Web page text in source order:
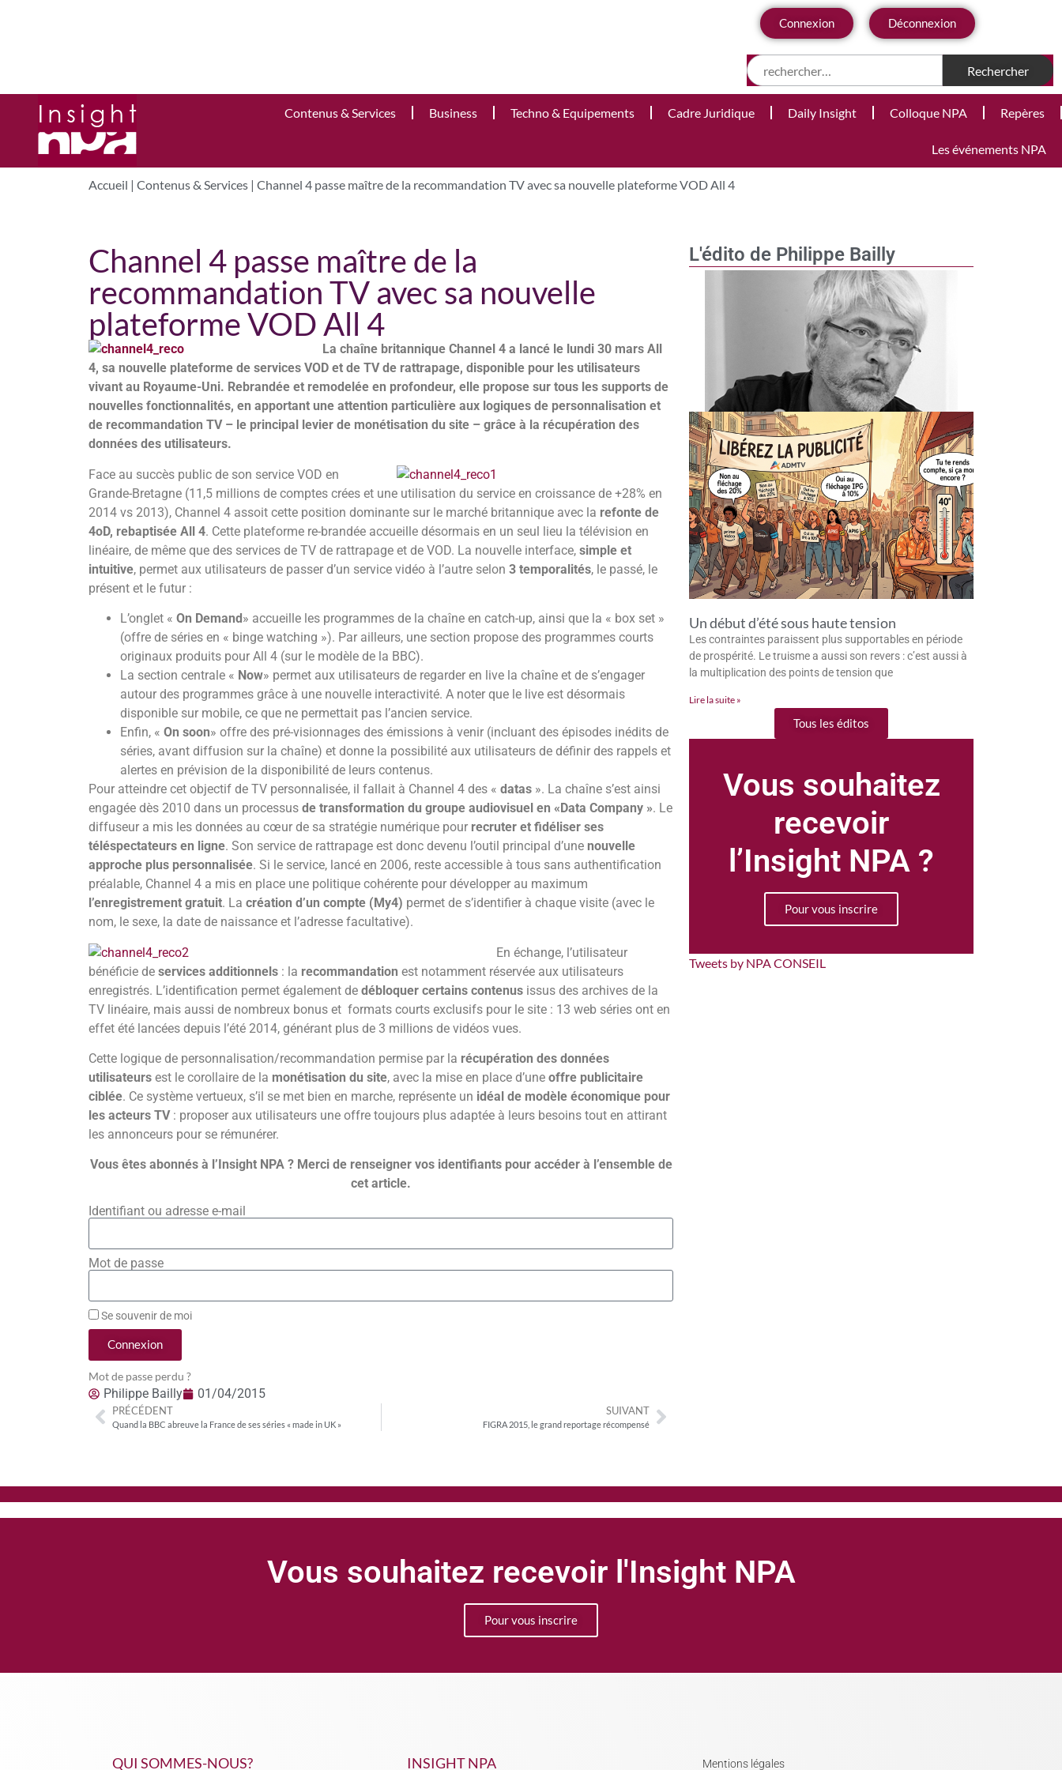
Connexion Déconnexion
Contenus & Services Business Techno & Equipements Cadre Juridique Daily Insight Colloque NPA Repères
Les événements NPA
Accueil | Contenus & Services | Channel 4 passe maître de la recommandation TV avec sa nouvelle plateforme VOD All 4
L'édito de Philippe Bailly
Un début d’été sous haute tension
Les contraintes paraissent plus supportables en période
de prospérité. Le truisme a aussi son revers : c’est aussi à
la multiplication des points de tension que
Lire la suite »
Tous les éditos
Vous souhaitez
recevoir
l’Insight NPA ?
Pour vous inscrire
Tweets by NPA CONSEIL
Channel 4 passe maître de la
recommandation TV avec sa nouvelle
plateforme VOD All 4
La chaîne britannique Channel 4 a lancé le lundi 30 mars All
4, sa nouvelle plateforme de services VOD et de TV de rattrapage, disponible pour les utilisateurs
vivant au Royaume-Uni. Rebrandée et remodelée en profondeur, elle propose sur tous les supports de
nouvelles fonctionnalités, en apportant une attention particulière aux logiques de personnalisation et
de recommandation TV – le principal levier de monétisation du site – grâce à la récupération des
données des utilisateurs.
Face au succès public de son service VOD en
Grande-Bretagne (11,5 millions de comptes crées et une utilisation du service en croissance de +28% en
2014 vs 2013), Channel 4 assoit cette position dominante sur le marché britannique avec la refonte de
4oD, rebaptisée All 4. Cette plateforme re-brandée accueille désormais en un seul lieu la télévision en
linéaire, de même que des services de TV de rattrapage et de VOD. La nouvelle interface,simple et
intuitive, permet aux utilisateurs de passer d’un service vidéo à l’autre selon3 temporalités, le passé, le
présent et le futur :
L’onglet «On Demand » accueille les programmes de la chaîne en catch-up, ainsi que la « box set »
(offre de séries en « binge watching »). Par ailleurs, une section propose des programmes courts
originaux produits pour All 4 (sur le modèle de la BBC).
La section centrale « Now» permet aux utilisateurs de regarder en live la chaîne et de s’engager
autour des programmes grâce à une nouvelle interactivité. A noter que le live est désormais
disponible sur mobile, ce que ne permettait pas l’ancien service.
Enfin, «On soon» offre des pré-visionnages des émissions à venir (incluant des épisodes inédits de
séries, avant diffusion sur la chaîne) et donne la possibilité aux utilisateurs de définir des rappels et
alertes en prévision de la disponibilité de leurs contenus.
Pour atteindre cet objectif de TV personnalisée, il fallait à Channel 4 des «datas ». La chaîne s’est ainsi
engagée dès 2010 dans un processusde transformation du groupe audiovisuel en «Data Company ». Le
diffuseur a mis les données au cœur de sa stratégie numérique pour recruter et fidéliser ses
téléspectateurs en ligne. Son service de rattrapage est donc devenu l’outil principal d’une nouvelle
approche plus personnalisée. Si le service, lancé en 2006, reste accessible à tous sans authentification
préalable, Channel 4 a mis en place une politique cohérente pour développer au maximum
l’enregistrement gratuit. Lacréation d’un compte (My4) permet de s’identifier à chaque visite (avec le
nom, le sexe, la date de naissance et l’adresse facultative).
En échange, l’utilisateur
bénéficie deservices additionnels : la recommandation est notamment réservée aux utilisateurs
enregistrés. L’identification permet également dedébloquer certains contenus issus des archives de la
TV linéaire, mais aussi de nombreux bonus et formats courts exclusifs pour le site : 13 web séries ont en
effet été lancées depuis l’été 2014, générant plus de 3 millions de vidéos vues.
Cette logique de personnalisation/recommandation permise par la récupération des données
utilisateurs est le corollaire de la monétisation du site, avec la mise en place d’uneoffre publicitaire
ciblée. Ce système vertueux, s’il se met bien en marche, représente un idéal de modèle économique pour
les acteurs TV: proposer aux utilisateurs une offre toujours plus adaptée à leurs besoins tout en attirant
les annonceurs pour se rémunérer.
Vous êtes abonnés à l’Insight NPA ? Merci de renseigner vos identifiants pour accéder à l’ensemble de
cet article.
Identifiant ou adresse e-mail
Mot de passe
Se souvenir de moi
Connexion
Mot de passe perdu ?
Philippe Bailly 01/04/2015
PRÉCÉDENT
Quand la BBC abreuve la France de ses séries « made in UK »
SUIVANT
FIGRA 2015, le grand reportage récompensé
Vous souhaitez recevoir l'Insight NPA
Pour vous inscrire
QUI SOMMES-NOUS? INSIGHT NPA Mentions légales